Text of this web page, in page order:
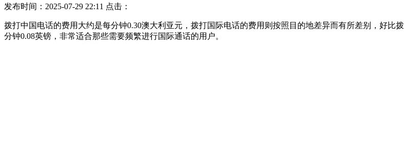
发布时间：2025-07-29 22:11 点击：
拨打中国电话的费用大约是每分钟0.30澳大利亚元，拨打国际电话的费用则按照目的地差异而有所差别，好比
分钟0.08英镑，非常适合那些需要频繁进行国际通话的用户。